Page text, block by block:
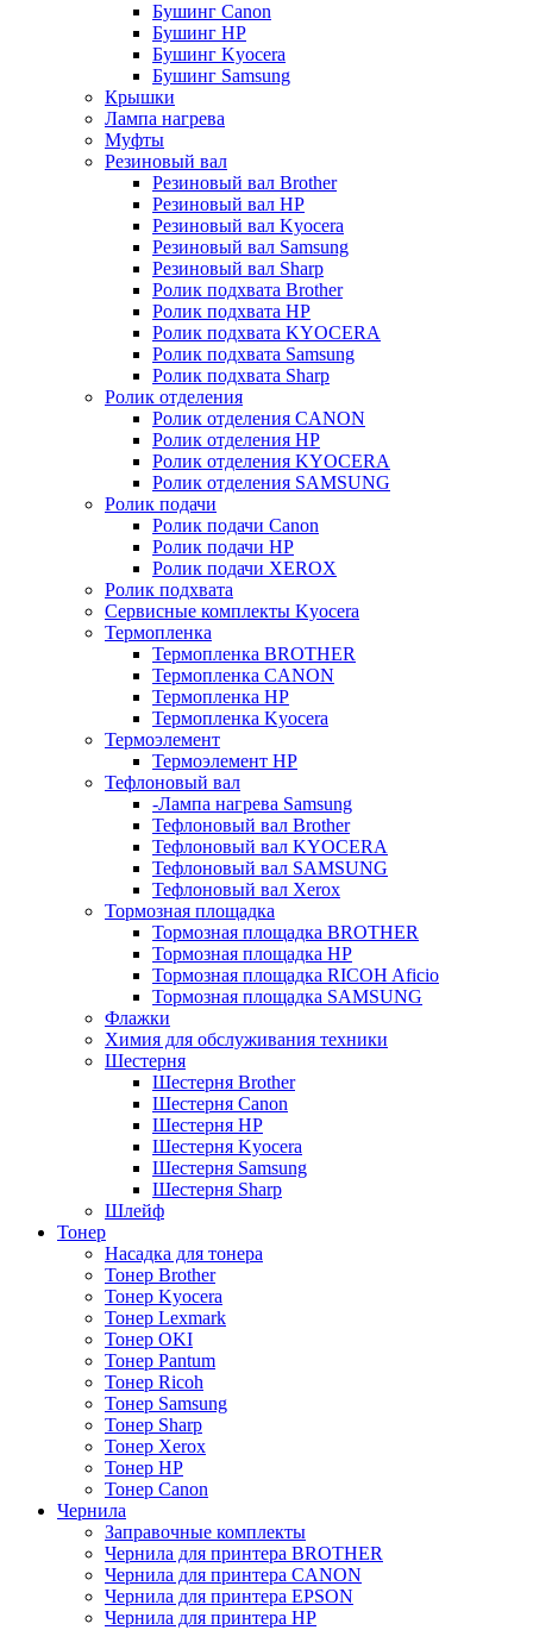
Бушинг Canon
Бушинг HP
Бушинг Kyocera
Бушинг Samsung
Крышки
Лампа нагрева
Муфты
Резиновый вал
Резиновый вал Brother
Резиновый вал HP
Резиновый вал Kyocera
Резиновый вал Samsung
Резиновый вал Sharp
Ролик подхвата Brother
Ролик подхвата HP
Ролик подхвата KYOCERA
Ролик подхвата Samsung
Ролик подхвата Sharp
Ролик отделения
Ролик отделения CANON
Ролик отделения HP
Ролик отделения KYOCERA
Ролик отделения SAMSUNG
Ролик подачи
Ролик подачи Canon
Ролик подачи HP
Ролик подачи XEROX
Ролик подхвата
Сервисные комплекты Kyocera
Термопленка
Термопленка BROTHER
Термопленка CANON
Термопленка HP
Термопленка Kyocera
Термоэлемент
Термоэлемент НР
Тефлоновый вал
-Лампа нагрева Samsung
Тефлоновый вал Brother
Тефлоновый вал KYOCERA
Тефлоновый вал SAMSUNG
Тефлоновый вал Xerox
Тормозная площадка
Тормозная площадка BROTHER
Тормозная площадка HP
Тормозная площадка RICOH Aficio
Тормозная площадка SAMSUNG
Флажки
Химия для обслуживания техники
Шестерня
Шестерня Brother
Шестерня Canon
Шестерня HP
Шестерня Kyocera
Шестерня Samsung
Шестерня Sharp
Шлейф
Тонер
Насадка для тонера
Тонер Brother
Тонер Kyocera
Тонер Lexmark
Тонер OKI
Тонер Pantum
Тонер Ricoh
Тонер Samsung
Тонер Sharp
Тонер Xerox
Тонер НР
Тонер Саnon
Чернила
Заправочные комплекты
Чернила для принтера BROTHER
Чернила для принтера CANON
Чернила для принтера EPSON
Чернила для принтера HP